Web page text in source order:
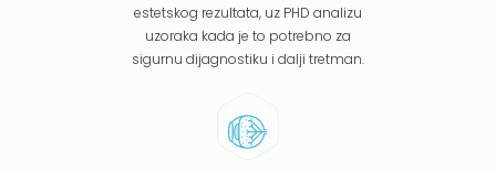
estetskog rezultata, uz PHD analizu
uzoraka kada je to potrebno za
sigurnu dijagnostiku i dalji tretman.